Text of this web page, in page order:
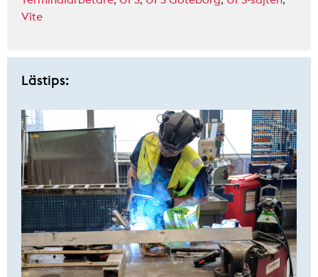
Vite
Lästips: